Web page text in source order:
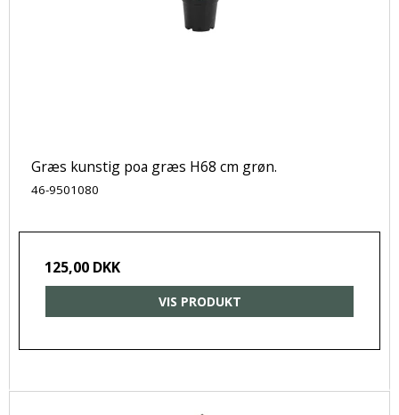
Græs kunstig poa græs H68 cm grøn.
46-9501080
125,00 DKK
VIS PRODUKT